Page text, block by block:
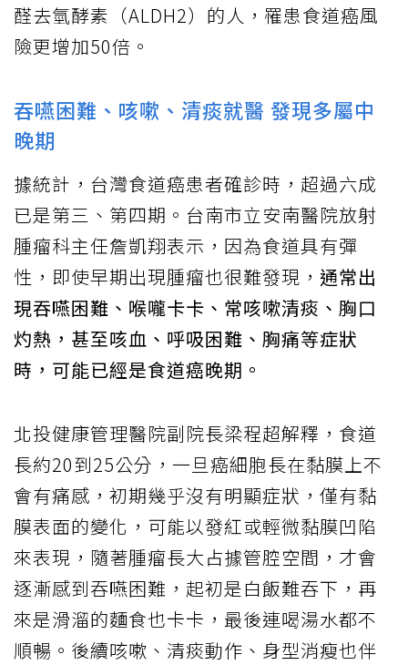
醛去氫酵素（ALDH2）的人，罹患食道癌風
險更增加50倍。
吞嚥困難、咳嗽、清痰就醫 發現多屬中
晚期
據統計，台灣食道癌患者確診時，超過六成
已是第三、第四期。台南市立安南醫院放射
腫瘤科主任詹凱翔表示，因為食道具有彈
性，即使早期出現腫瘤也很難發現， 通常出
現吞嚥困難、喉嚨卡卡、常咳嗽清痰、胸口
灼熱，甚至咳血、呼吸困難、胸痛等症狀
時，可能已經是食道癌晚期。
北投健康管理醫院副院長梁程超解釋，食道
長約20到25公分，一旦癌細胞長在黏膜上不
會有痛感，初期幾乎沒有明顯症狀，僅有黏
膜表面的變化，可能以發紅或輕微黏膜凹陷
來表現，隨著腫瘤長大占據管腔空間，才會
逐漸感到吞嚥困難，起初是白飯難吞下，再
來是滑溜的麵食也卡卡，最後連喝湯水都不
順暢。後續咳嗽、清痰動作、身型消瘦也伴